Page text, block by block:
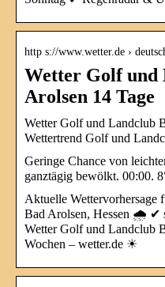
http s://www.wetter.de ›
Wetter Golf und
Arolsen 14 Tage
Wetter Golf und Landclub
Wettertrend Golf und
Geringe Chance von
ganztägig bewölkt. 00:00.
Aktuelle
Bad Arolsen, Hessen 🌧️ ✔
Wetter Golf und Landclub
Wochen – wetter.de ☀